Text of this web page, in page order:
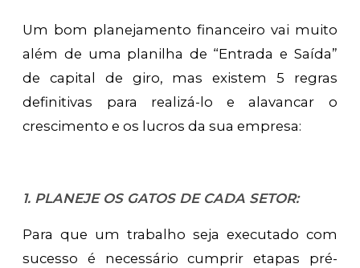
Um bom planejamento financeiro vai muito
além de uma planilha de “Entrada e Saída”
de capital de giro, mas existem 5 regras
definitivas para realizá-lo e alavancar o
crescimento e os lucros da sua empresa:
1. PLANEJE OS GATOS DE CADA SETOR:
Para que um trabalho seja executado com
sucesso é necessário cumprir etapas pré-